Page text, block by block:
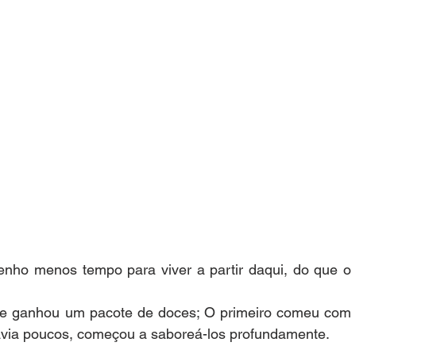
menos tempo para viver a partir daqui, do que o
ganhou um pacote de doces; O primeiro comeu com
poucos, começou a saboreá-los profundamente.